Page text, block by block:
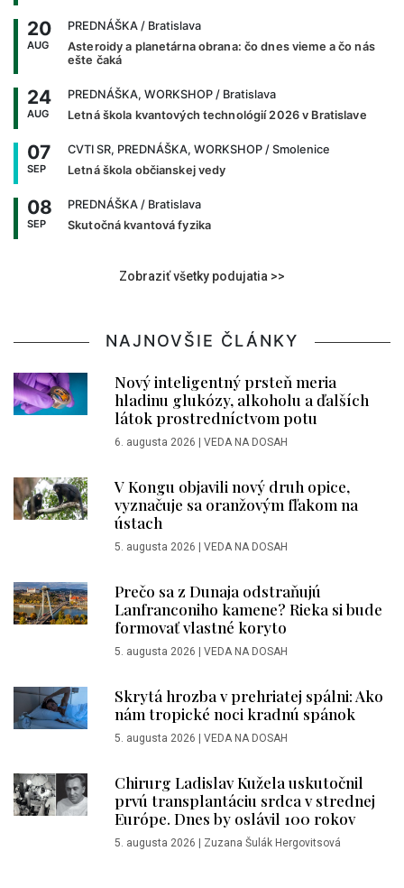
20
AUG
PREDNÁŠKA / Bratislava
Asteroidy a planetárna obrana: čo dnes vieme a čo nás
ešte čaká
24
AUG
PREDNÁŠKA, WORKSHOP / Bratislava
Letná škola kvantových technológií 2026 v Bratislave
07
SEP
CVTI SR, PREDNÁŠKA, WORKSHOP / Smolenice
Letná škola občianskej vedy
08
SEP
PREDNÁŠKA / Bratislava
Skutočná kvantová fyzika
Zobraziť všetky podujatia >>
NAJNOVŠIE ČLÁNKY
Nový inteligentný prsteň meria
hladinu glukózy, alkoholu a ďalších
látok prostredníctvom potu
6. augusta 2026 VEDA NA DOSAH
V Kongu objavili nový druh opice,
vyznačuje sa oranžovým fľakom na
ústach
5. augusta 2026 VEDA NA DOSAH
Prečo sa z Dunaja odstraňujú
Lanfranconiho kamene? Rieka si bude
formovať vlastné koryto
5. augusta 2026 VEDA NA DOSAH
Skrytá hrozba v prehriatej spálni: Ako
nám tropické noci kradnú spánok
5. augusta 2026 VEDA NA DOSAH
Chirurg Ladislav Kužela uskutočnil
prvú transplantáciu srdca v strednej
Európe. Dnes by oslávil 100 rokov
5. augusta 2026 Zuzana Šulák Hergovitsová